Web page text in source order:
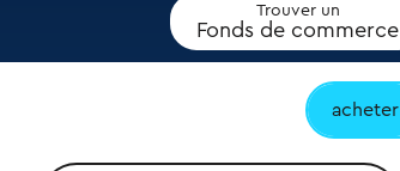
Trouver un
Fonds de commerce
acheter